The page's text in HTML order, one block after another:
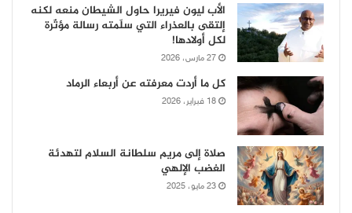
الأب ليون فيريرا حاول الشيطان منعه لكنه
إلتقى بالعذراء التي سلّمته رسالة مؤثّرة
لكل أولادها!
27 مارس، 2026
كل ما أردت معرفته عن أربعاء الرماد
18 فبراير، 2026
صلاة إلى مريم سلطانة السلام لتهدئة
الغضب الإلهي
23 مايو، 2025